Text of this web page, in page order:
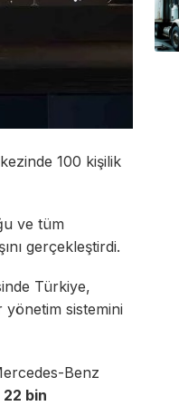
100 kişilik
ve tüm
gerçekleştirdi.
Türkiye,
sistemini
Benz
22 bin